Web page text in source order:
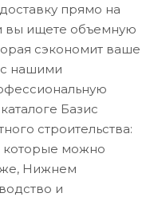
прямо на
вы ищете объемную
сэкономит ваше
нашими
Базис
строительства:
которые можно
Нижнем
и